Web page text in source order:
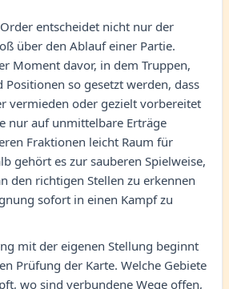
entscheidet nicht nur der
über den Ablauf einer Partie.
Moment davor, in dem Truppen,
Positionen so gesetzt werden, dass
vermieden oder gezielt vorbereitet
nur auf unmittelbare Erträge
Fraktionen leicht Raum für
gehört es zur sauberen Spielweise,
den richtigen Stellen zu erkennen
sofort in einen Kampf zu
mit der eigenen Stellung beginnt
Prüfung der Karte. Welche Gebiete
wo sind verbundene Wege offen,